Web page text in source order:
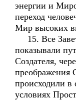
энергии и
переход
Мир высоких
15. Все
показывали
Создателя,
преображения
происходили
условиях